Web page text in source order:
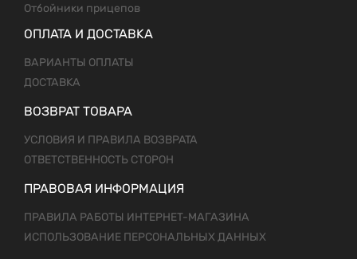
Отбойники прицепов
ОПЛАТА И ДОСТАВКА
ВАРИАНТЫ ОПЛАТЫ
ДОСТАВКА
ВОЗВРАТ ТОВАРА
УСЛОВИЯ И ПРАВИЛА ВОЗВРАТА
ОТВЕТСТВЕННОСТЬ СТОРОН
ПРАВОВАЯ ИНФОРМАЦИЯ
ПРАВИЛА РАБОТЫ ИНТЕРНЕТ-МАГАЗИНА
ИСПОЛЬЗОВАНИЕ ПЕРСОНАЛЬНЫХ ДАННЫХ